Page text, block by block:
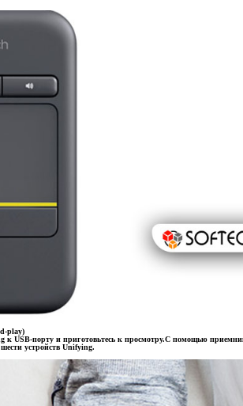
play)
USB-порту и приготовьтесь к просмотру.С помощью
устройств Unifying.